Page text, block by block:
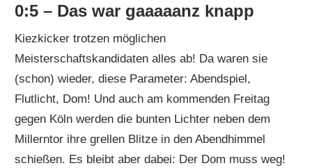
0:5 – Das war gaaaaanz knapp
Kiezkicker trotzen möglichen
Meisterschaftskandidaten alles ab! Da waren sie
(schon) wieder, diese Parameter: Abendspiel,
Flutlicht, Dom! Und auch am kommenden Freitag
gegen Köln werden die bunten Lichter neben dem
Millerntor ihre grellen Blitze in den Abendhimmel
schießen. Es bleibt aber dabei: Der Dom muss weg!